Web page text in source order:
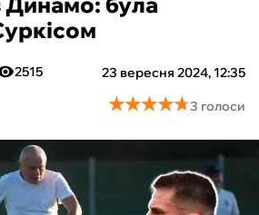
23 вересня 2024, 12:35
2515
★★★★★
★★★★★3 голоси